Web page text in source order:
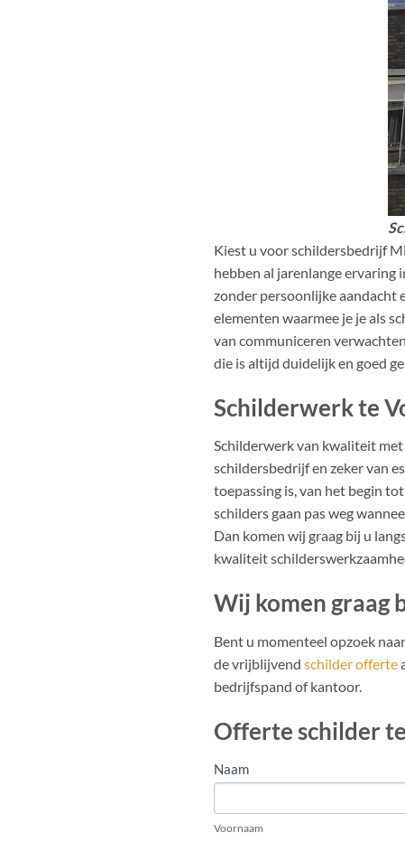
Kiest u voor schildersbedrijf
hebben al jarenlange ervaring
zonder persoonlijke aandacht
elementen waarmee je je als
van communiceren
die is altijd duidelijk en goed
Schilderwerk te
Schilderwerk van kwaliteit
schildersbedrijf en zeker van
toepassing is, van het begin
schilders gaan pas weg
Dan komen wij graag bij u
kwaliteit
Wij komen graag
Bent u momenteel opzoek
de vrijblijvend schilder offerte
bedrijfspand of kantoor.
Offerte schilder
OFFERTE
AANVRAGEN
VRIJBLIJVEND
EN
Naam
Voornaam